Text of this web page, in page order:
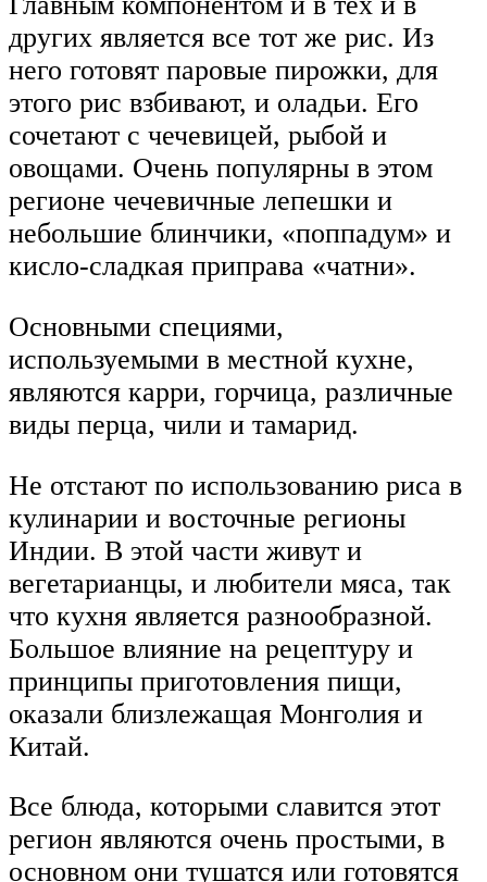
других является все тот же рис. Из
него готовят паровые пирожки, для
этого рис взбивают, и оладьи. Его
сочетают с чечевицей, рыбой и
овощами. Очень популярны в этом
регионе чечевичные лепешки и
небольшие блинчики, «поппадум» и
кисло-сладкая приправа «чатни».
Основными специями,
используемыми в местной кухне,
являются карри, горчица, различные
виды перца, чили и тамарид.
Не отстают по использованию риса в
кулинарии и восточные регионы
Индии. В этой части живут и
вегетарианцы, и любители мяса, так
что кухня является разнообразной.
Большое влияние на рецептуру и
принципы приготовления пищи,
оказали близлежащая Монголия и
Китай.
Все блюда, которыми славится этот
регион являются очень простыми, в
основном они тушатся или готовятся